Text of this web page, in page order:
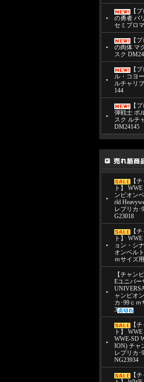
【
の勇者 バ
セミプロ
【
の肉体 マ
スク
【
ル・コヨ
ルチャリ
144
【
弾戦士 ポ
スク ルチ
DM24145
【
ト】
ンピオン
rld
レプリカ
G23018
【
ト】
ョン・シ
オンベル
ｍサイズ
【チャン
Eユニバー
ャンピオ
カ･99ｃ
3
【
ト】
WWE-SD
ION) チャ
レプリカ
NG23934
【